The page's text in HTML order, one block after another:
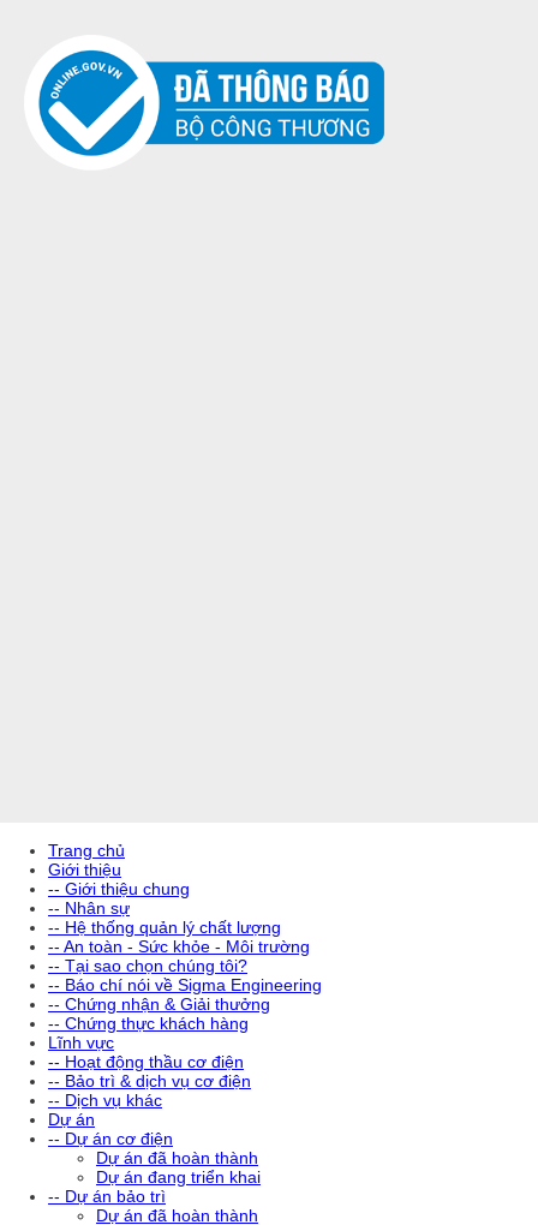
Trang chủ
Giới thiệu
-- Giới thiệu chung
-- Nhân sự
-- Hệ thống quản lý chất lượng
-- An toàn - Sức khỏe - Môi trường
-- Tại sao chọn chúng tôi?
-- Báo chí nói về Sigma Engineering
-- Chứng nhận & Giải thưởng
-- Chứng thực khách hàng
Lĩnh vực
-- Hoạt động thầu cơ điện
-- Bảo trì & dịch vụ cơ điện
-- Dịch vụ khác
Dự án
-- Dự án cơ điện
Dự án đã hoàn thành
Dự án đang triển khai
-- Dự án bảo trì
Dự án đã hoàn thành